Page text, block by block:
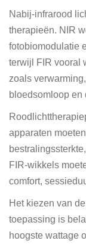
Nabij-infrarood
therapieën. NIR
fotobiomodulatie
terwijl FIR vooral
zoals
bloedsomloop en
apparaten
FIR-wikkels
comfort,
Het kiezen van
toepassing is
hoogste wattage